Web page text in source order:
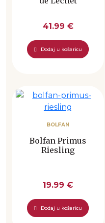
41.99 €
Dodaj u košaricu
BOLFAN
Bolfan Primus
Riesling
19.99 €
Dodaj u košaricu